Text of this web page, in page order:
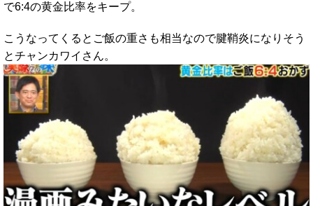
で6:4の黄金比率をキープ。
こうなってくるとご飯の重さも相当なので腱鞘炎になりそう
とチャンカワイさん。